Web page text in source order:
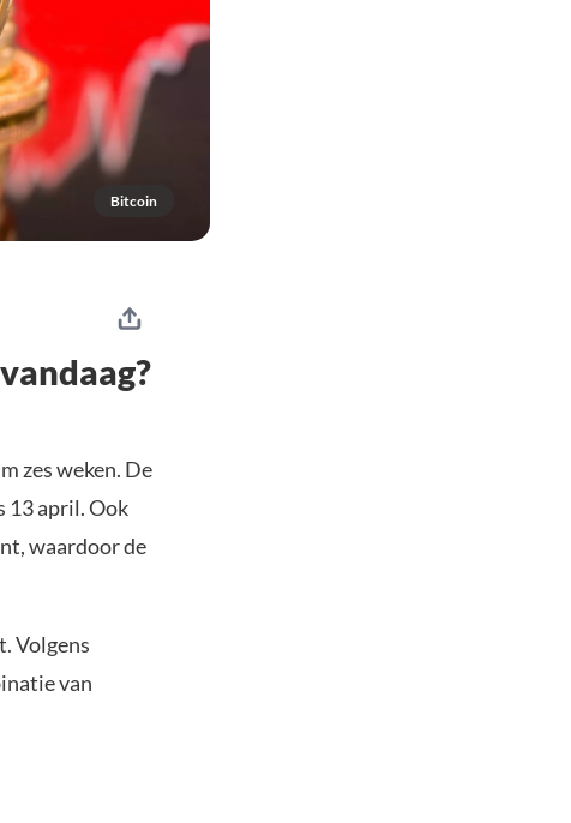
Bitcoin
zes weken. De
13 april. Ook
waardoor de
Volgens
van